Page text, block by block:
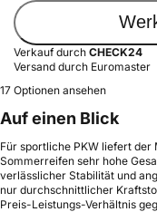
Verkauf durch CHECK24
Versand durch Euromaster
17 Optionen ansehen
Auf einen Blick
Für sportliche PKW liefert der
Sommerreifen sehr hohe
verlässlicher Stabilität und
nur durchschnittlicher
Preis-Leistungs-Verhältnis